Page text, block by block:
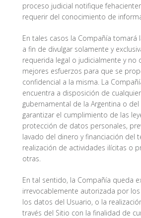
proceso judicial notifique
requerir del conocimiento de
En tales casos la Compañía tomará
a fin de divulgar solamente y
requerida legal o judicialmente y no
mejores esfuerzos para que se
confidencial a la misma. La
encuentra a disposición de
gubernamental de la Argentina o
garantizar el cumplimiento de las
protección de datos personales,
lavado del dinero y financiación del
realización de actividades ilícitas o
otras.
En tal sentido, la Compañía queda
irrevocablemente autorizada por
los datos del Usuario, o la
través del Sitio con la finalidad de